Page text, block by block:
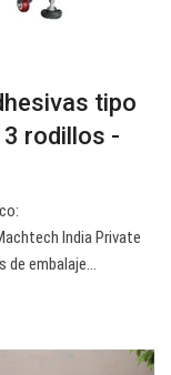
tipo
rodillos -
India Private
de embalaje…